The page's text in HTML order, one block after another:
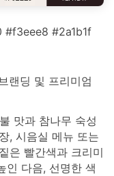
#2a1b1f
랜딩 및 프리미엄
맛과 참나무 숙성
, 시음실 메뉴 또는
은 빨간색과 크리미
인 다음, 선명한 색